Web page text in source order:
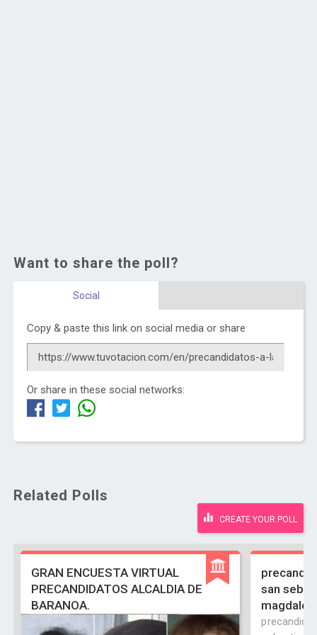
Want to share the poll?
Social
Copy & paste this link on social media or share
Or share in these social networks:
Related Polls
CREATE YOUR POLL
GRAN ENCUESTA VIRTUAL
PRECANDIDATOS ALCALDIA DE
BARANOA.
san